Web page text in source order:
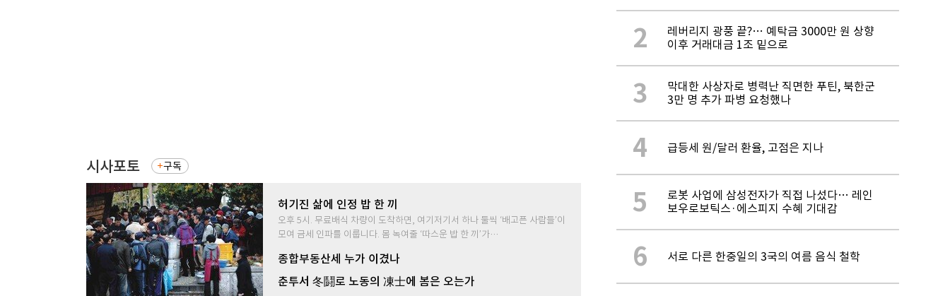
시사포토 구독
허기진 삶에 인정 밥 한 끼
오후 5시. 무료배식 차량이 도착하면, 여기저기서 하나 둘씩 ‘배고픈 사람들’이
모여 금세 인파를 이룹니다. 몸 녹여줄 ‘따스운 밥 한 끼’가…
종합부동산세 누가 이겼나
춘투서 冬鬪로 노동의 凍士에 봄은 오는가
2
레버리지 광풍 끝?… 예탁금 3000만 원 상향
이후 거래대금 1조 밑으로
3
막대한 사상자로 병력난 직면한 푸틴, 북한군
3만 명 추가 파병 요청했나
4 급등세 원/달러 환율, 고점은 지나
5
로봇 사업에 삼성전자가 직접 나섰다… 레인
보우로보틱스·에스피지 수혜 기대감
6 서로 다른 한중일의 3국의 여름 음식 철학